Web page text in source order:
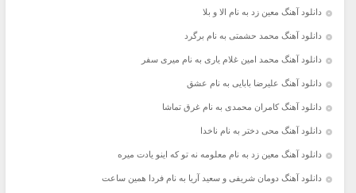
دانلود آهنگ معین زد به نام الا و بلا
دانلود آهنگ محمد حشمتی به نام برگرد
دانلود آهنگ محمد امین غلام یاری به نام میری سفر
دانلود آهنگ علیرضا بابایی به نام عشق
دانلود آهنگ کامران محمدی به نام غرق تماشا
دانلود آهنگ محی دختر به نام ناخدا
دانلود آهنگ معین زد به نام معلومه نه تو که اینو یادت میره
دانلود آهنگ دومان شریفی و سعید آریا به نام فردا همین ساعت